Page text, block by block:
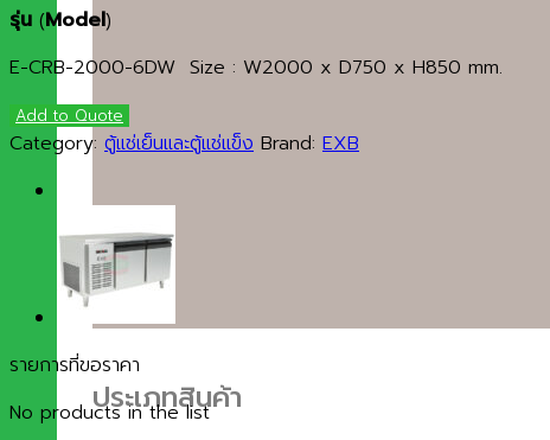
ประเภทสินค้า
รุ่น (Model)
E-CRB-2000-6DW Size : W2000 x D750 x H850 mm.
Add to Quote
Category: ตู้แช่เย็นและตู้แช่แข็ง Brand: EXB
รายการที่ขอราคา
No products in the list